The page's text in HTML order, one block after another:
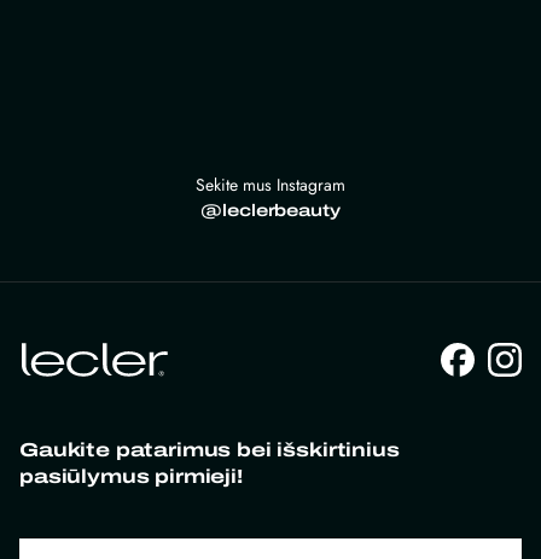
Sekite mus Instagram
@leclerbeauty
Gaukite patarimus bei išskirtinius
pasiūlymus pirmieji!